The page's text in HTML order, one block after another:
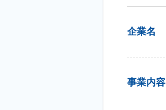
企業名
事業内容